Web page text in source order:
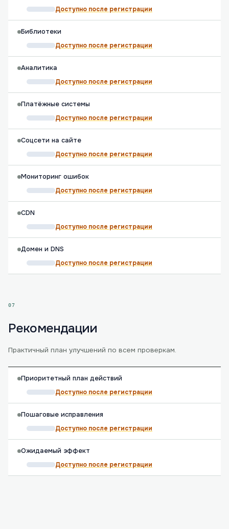
Доступно после регистрации
Библиотеки
Доступно после регистрации
Аналитика
Доступно после регистрации
Платёжные системы
Доступно после регистрации
Соцсети на сайте
Доступно после регистрации
Мониторинг ошибок
Доступно после регистрации
CDN
Доступно после регистрации
Домен и DNS
Доступно после регистрации
07
Рекомендации
Практичный план улучшений по всем проверкам.
Приоритетный план действий
Доступно после регистрации
Пошаговые исправления
Доступно после регистрации
Ожидаемый эффект
Доступно после регистрации